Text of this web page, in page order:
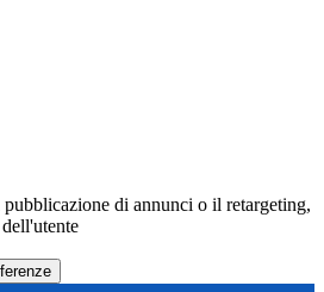
di annunci o il retargeting,